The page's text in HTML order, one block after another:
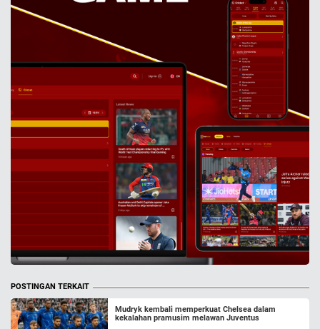
POSTINGAN TERKAIT
Mudryk kembali memperkuat Chelsea dalam
kekalahan pramusim melawan Juventus